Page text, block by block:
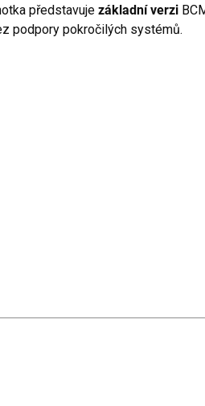
představuje základní verzi
podpory pokročilých systémů.